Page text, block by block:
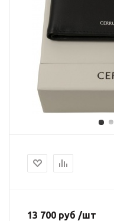
13 700 руб /шт